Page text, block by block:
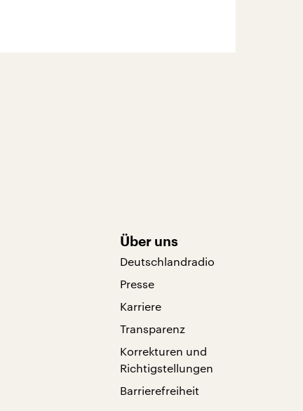
Über uns
Deutschlandradio
Presse
Karriere
Transparenz
Korrekturen und
Richtigstellungen
Barrierefreiheit